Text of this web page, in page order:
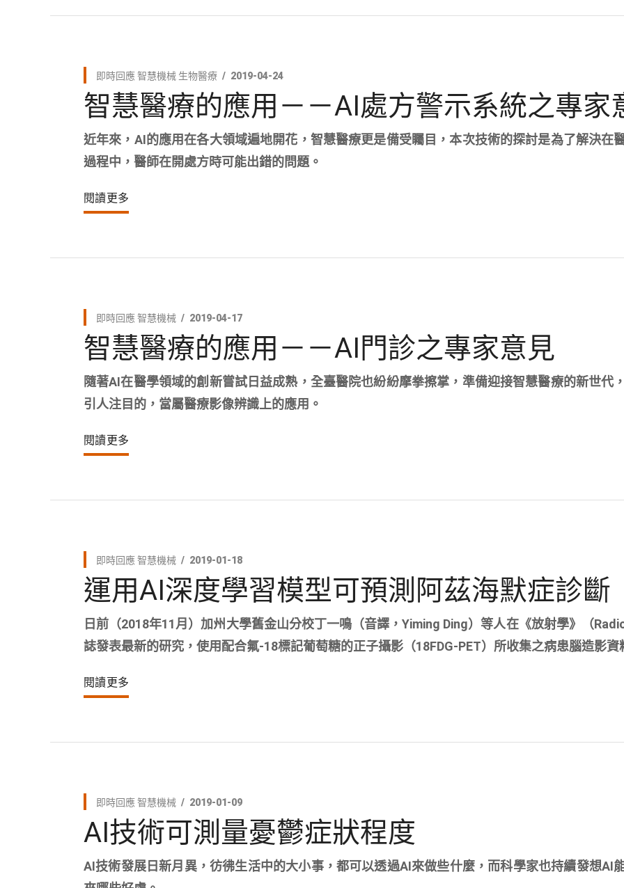
即時回應智慧機械 生物醫療 2019-04-24
智慧醫療的應用－－AI處方警示系統之專家
近年來，AI的應用在各大領域遍地開花，智慧醫療更是備受矚目，本次技術的探討是為了解決在
過程中，醫師在開處方時可能出錯的問題。
閱讀更多
即時回應智慧機械 2019-04-17
智慧醫療的應用－－AI門診之專家意見
隨著AI在醫學領域的創新嘗試日益成熟，全臺醫院也紛紛摩拳擦掌，準備迎接智慧醫療的新世代
引人注目的，當屬醫療影像辨識上的應用。
閱讀更多
即時回應智慧機械 2019-01-18
運用AI深度學習模型可預測阿茲海默症診斷
日前（2018年11月）加州大學舊金山分校丁一鳴（音譯，Yiming Ding）等人在《放射學》（
誌發表最新的研究，使用配合氟-18標記葡萄糖的正子攝影（18FDG-PET）所收集之病患腦造影資
閱讀更多
即時回應智慧機械 2019-01-09
AI技術可測量憂鬱症狀程度
AI技術發展日新月異，彷彿生活中的大小事，都可以透過AI來做些什麼，而科學家也持續發想AI